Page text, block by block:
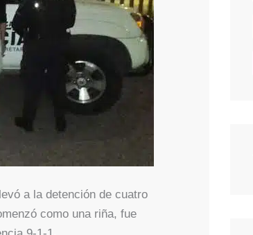
a la detención de cuatro
como una riña, fue